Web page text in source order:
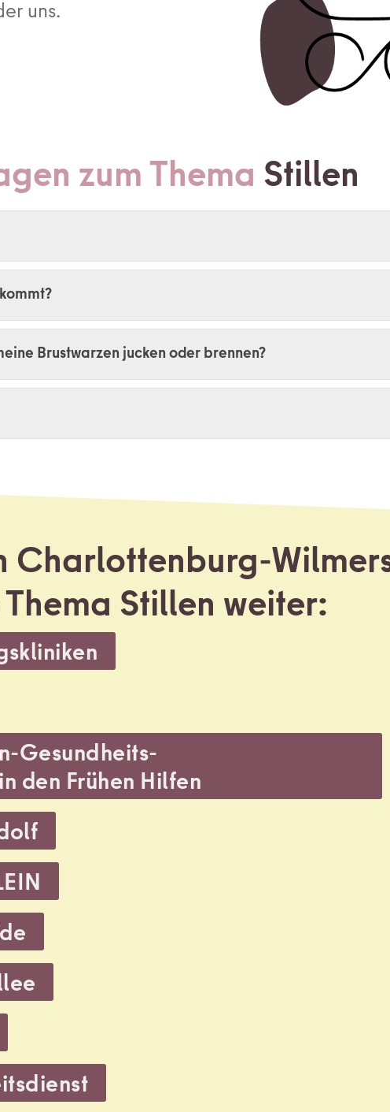
uns.
zum Thema Stillen
Brustwarzen jucken oder brennen?
Charlottenburg-
Stillen weiter:
Gesundheits-
den Frühen Hilfen